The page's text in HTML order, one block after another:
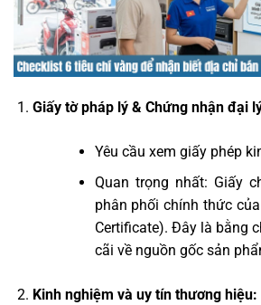
Giấy tờ pháp lý & Chứng nhận đại
Yêu cầu xem giấy phép
Quan trọng nhất: Giấy
phân phối chính thức
Certificate). Đây là bằng
cãi về nguồn gốc sản
Kinh nghiệm và uy tín thương hiệu: